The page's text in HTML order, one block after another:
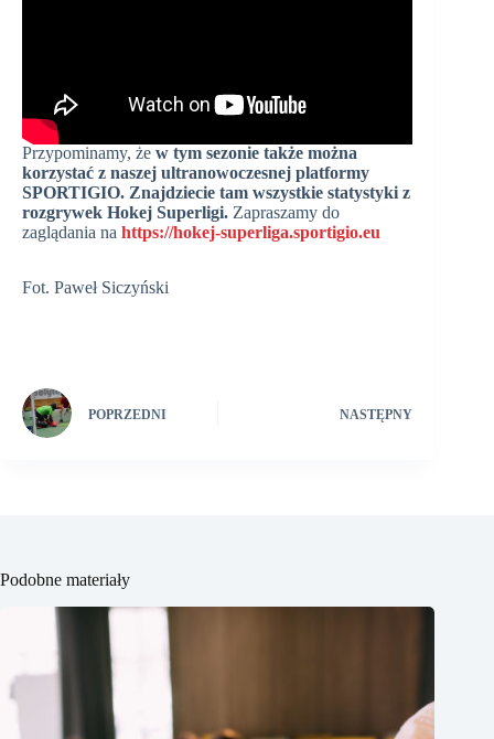
Przypominamy, że w tym sezonie także można
korzystać z naszej ultranowoczesnej platformy
SPORTIGIO. Znajdziecie tam wszystkie statystyki z
rozgrywek Hokej Superligi. Zapraszamy do
zaglądania na https://hokej-superliga.sportigio.eu
Fot. Paweł Siczyński
POPRZEDNI NASTĘPNY
Podobne materiały